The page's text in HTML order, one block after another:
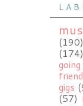
L A B
(190)
(174)
going
gigs
(57)